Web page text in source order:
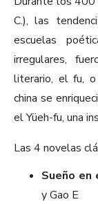
C.), las
escuelas
irregulares,
literario, el fu,
china se
el Yüeh-fu, una
Las 4 novelas
Sueño
y Gao E